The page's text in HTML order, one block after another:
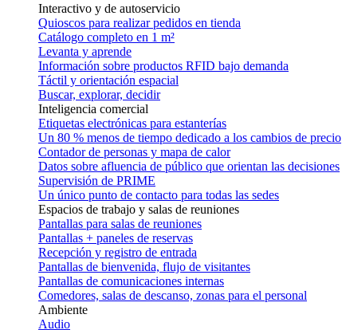
Interactivo y de autoservicio
Quioscos para realizar pedidos en tienda
Catálogo completo en 1 m²
Levanta y aprende
Información sobre productos RFID bajo demanda
Táctil y orientación espacial
Buscar, explorar, decidir
Inteligencia comercial
Etiquetas electrónicas para estanterías
Un 80 % menos de tiempo dedicado a los cambios de precio
Contador de personas y mapa de calor
Datos sobre afluencia de público que orientan las decisiones
Supervisión de PRIME
Un único punto de contacto para todas las sedes
Espacios de trabajo y salas de reuniones
Pantallas para salas de reuniones
Pantallas + paneles de reservas
Recepción y registro de entrada
Pantallas de bienvenida, flujo de visitantes
Pantallas de comunicaciones internas
Comedores, salas de descanso, zonas para el personal
Ambiente
Audio